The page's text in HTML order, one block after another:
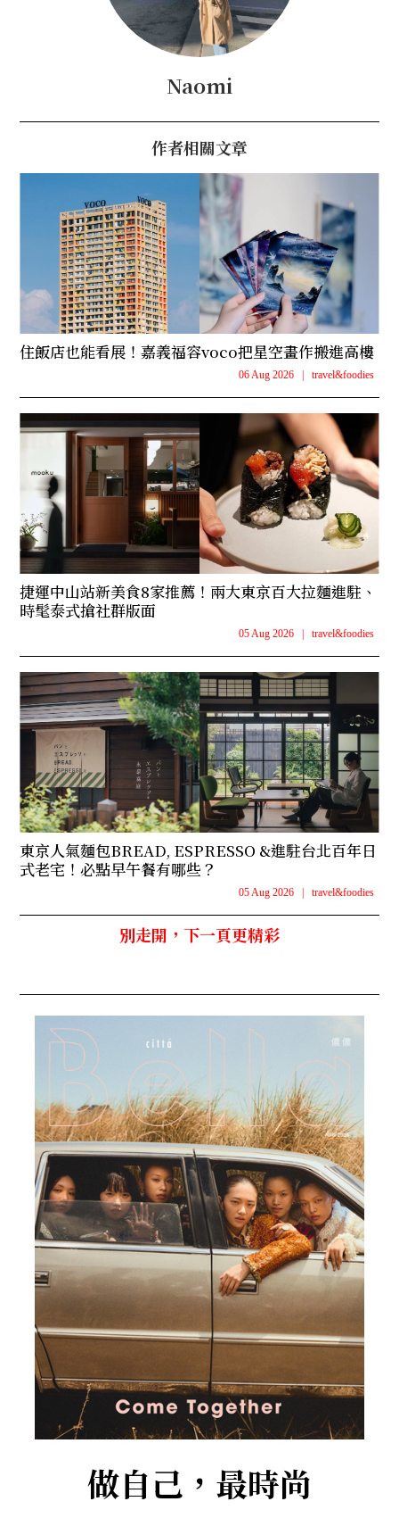
Naomi
作者相關文章
住飯店也能看展！嘉義福容voco把星空畫作搬進高樓
06 Aug 2026 | travel&foodies
捷運中山站新美食8家推薦！兩大東京百大拉麵進駐、
時髦泰式搶社群版面
05 Aug 2026 | travel&foodies
東京人氣麵包BREAD, ESPRESSO &進駐台北百年日
式老宅！必點早午餐有哪些？
05 Aug 2026 | travel&foodies
別走開，下一頁更精彩
做自己，最時尚